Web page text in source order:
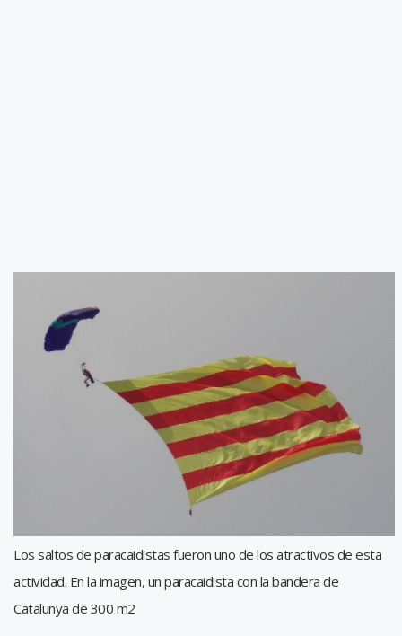
Los saltos de paracaidistas fueron uno de los atractivos de esta
actividad. En la imagen, un paracaidista con la bandera de
Catalunya de 300 m2